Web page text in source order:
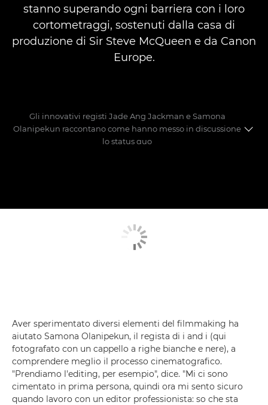
stanno superando ogni barriera con i loro
cortometraggi, sostenuti dalla casa di
produzione di Sir Steve McQueen e da Canon
Europe.
Gli innovativi registi Jade Ang Jackman e Samona
Olanipekun raccontano come hanno messo in discussione
lo status quo
Aver sperimentato diversi elementi del filmmaking ha
aiutato Samona Olanipekun, il regista di i and i (qui
fotografato con un cappello a righe bianche e nere), a
comprendere meglio il processo cinematografico.
"Prendiamo l'editing, per esempio", dice. "Mi ci sono
cimentato in prima persona, quindi ora mi sento sicuro
quando lavoro con un editor professionista: so che sta